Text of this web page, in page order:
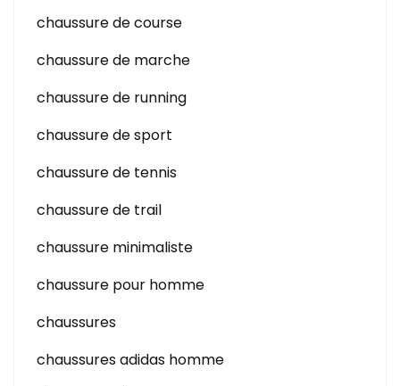
chaussure de course
chaussure de marche
chaussure de running
chaussure de sport
chaussure de tennis
chaussure de trail
chaussure minimaliste
chaussure pour homme
chaussures
chaussures adidas homme